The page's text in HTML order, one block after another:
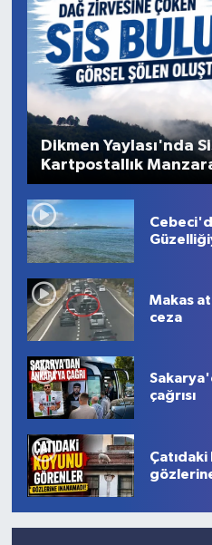
Dikmen Yaylası'nda
Kartpostallık
Makas
ceza
çağrısı